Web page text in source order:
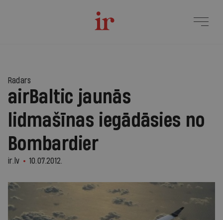
Radars
airBaltic jaunās
lidmašīnas iegādāsies no
Bombardier
ir.lv 10.07.2012.